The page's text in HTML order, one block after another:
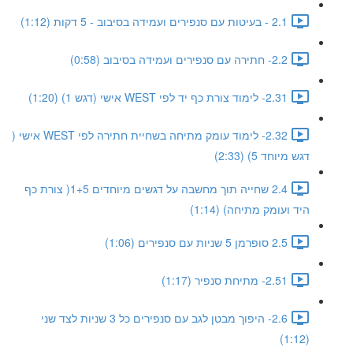
2.1 - בעיטות עם סנפירים ועמידה בסיבוב - 5 דקות (1:12)
2.2- חתירה עם סנפירים ועמידה בסיבוב (0:58)
2.31- לימוד צורת כף יד לפי WEST אישי (דגש 1) (1:20)
2.32- לימוד עומק מתיחה בשחיית חתירה לפי WEST אישי (
דגש מיוחד 5) (2:33)
2.4 שחייה תוך מחשבה על דגשים מיוחדים 1+5( צורת כף
היד ועומק מתיחה) (1:14)
2.5 סופרמן 5 שניות עם סנפירים (1:06)
2.51- מתיחת סנפיר (1:17)
2.6- היפוך מבטן לגב עם סנפירים כל 3 שניות לצד שני
(1:12)